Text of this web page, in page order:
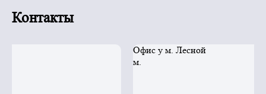
Контакты
Офис у м. Лесной
м.